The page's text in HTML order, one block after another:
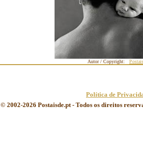
Autor / Copyright:
Política de
© 2002-2026 Postaisde.pt - Todos os direitos